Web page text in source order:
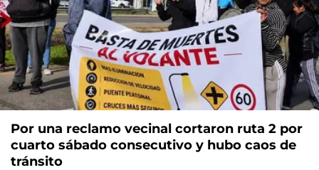
Por una reclamo vecinal cortaron ruta 2 por
cuarto sábado consecutivo y hubo caos de
tránsito